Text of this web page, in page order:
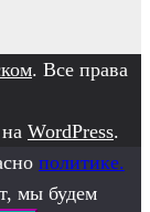
. Все права
WordPress.
политике.
мы будем